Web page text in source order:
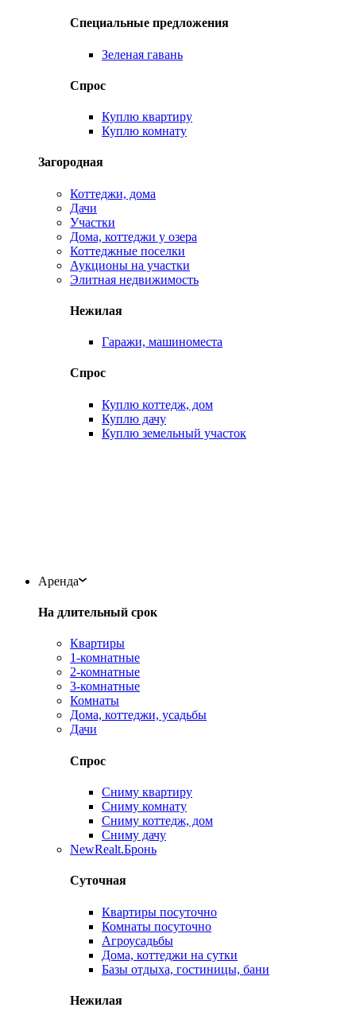
Специальные предложения
Зеленая гавань
Спрос
Куплю квартиру
Куплю комнату
Загородная
Коттеджи, дома
Дачи
Участки
Дома, коттеджи у озера
Коттеджные поселки
Аукционы на участки
Элитная недвижимость
Нежилая
Гаражи, машиноместа
Спрос
Куплю коттедж, дом
Куплю дачу
Куплю земельный участок
Аренда
На длительный срок
Квартиры
1-комнатные
2-комнатные
3-комнатные
Комнаты
Дома, коттеджи, усадьбы
Дачи
Спрос
Сниму квартиру
Сниму комнату
Сниму коттедж, дом
Сниму дачу
NewRealt.Бронь
Суточная
Квартиры посуточно
Комнаты посуточно
Агроусадьбы
Дома, коттеджи на сутки
Базы отдыха, гостиницы, бани
Нежилая